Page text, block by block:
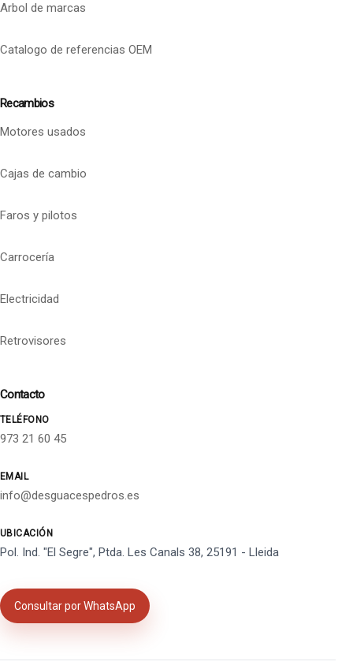
Arbol de marcas
Catalogo de referencias OEM
Recambios
Motores usados
Cajas de cambio
Faros y pilotos
Carrocería
Electricidad
Retrovisores
Contacto
TELÉFONO
973 21 60 45
EMAIL
info@desguacespedros.es
UBICACIÓN
Pol. Ind. "El Segre", Ptda. Les Canals 38, 25191 - Lleida
Consultar por WhatsApp